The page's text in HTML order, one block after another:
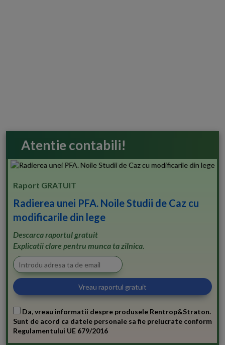
Atentie contabili!
Raport GRATUIT
Radierea unei PFA. Noile Studii de Caz cu
modificarile din lege
Descarca raportul gratuit
Explicatii clare pentru munca ta zilnica.
Da, vreau informatii despre produsele Rentrop&Straton.
Sunt de acord ca datele personale sa fie prelucrate conform
Regulamentului UE 679/2016